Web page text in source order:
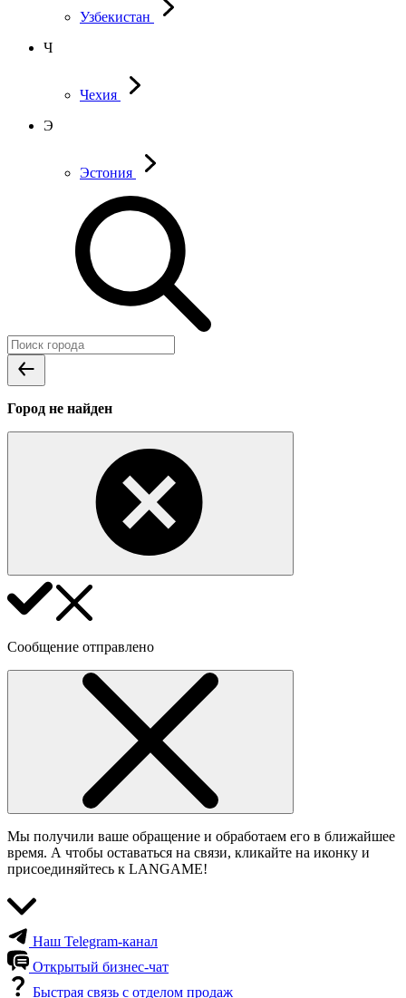
Узбекистан
Ч
Чехия
Э
Эстония
Город не найден
Сообщение отправлено
Мы получили ваше обращение и обработаем его в ближайшее
время. А чтобы оставаться на связи, кликайте на иконку и
присоединяйтесь к LANGAME!
Наш Telegram-канал
Открытый бизнес-чат
Быстрая связь с отделом продаж